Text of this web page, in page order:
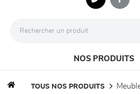
NOS PRODUITS
TOUS NOS PRODUITS